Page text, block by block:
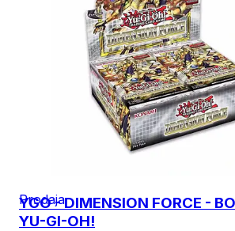
Prodaja
YGO - DIMENSION FORCE -
YU-GI-OH!